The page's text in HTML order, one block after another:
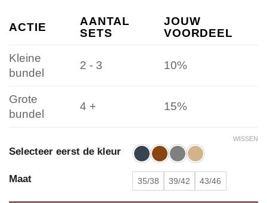
ACTIE
AANTAL
SETS
JOUW
VOORDEEL
Kleine
bundel
2 - 3 10%
Grote
bundel
4 + 15%
Selecteer eerst de kleur
Maat 35/38 39/42 43/46
WISSEN